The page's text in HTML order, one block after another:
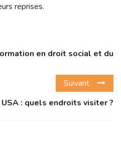
reprises.
en droit social et du
Suivant
USA : quels endroits visiter ?